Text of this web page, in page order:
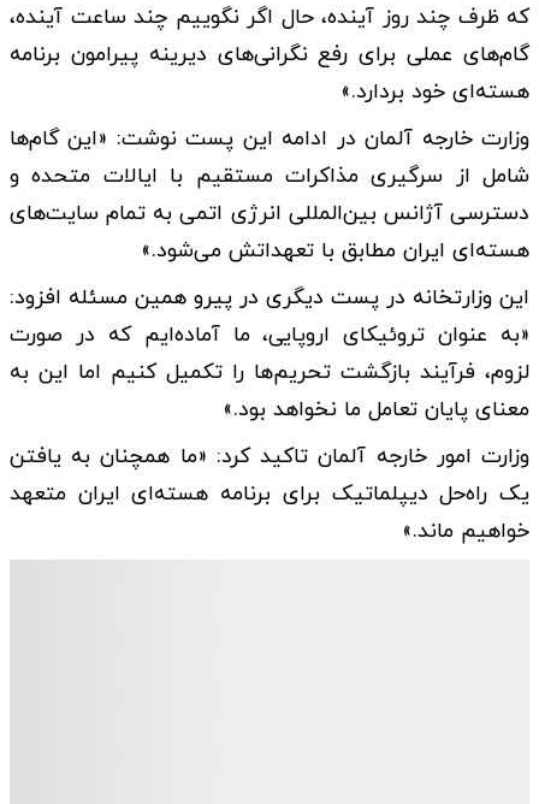
که ظرف چند روز آینده، حال اگر نگوییم چند ساعت آینده،
گام‌های عملی برای رفع نگرانی‌های دیرینه پیرامون برنامه
هسته‌ای خود بردارد.»
وزارت خارجه آلمان در ادامه این پست نوشت: «این گام‌ها
شامل از سرگیری مذاکرات مستقیم با ایالات متحده و
دسترسی آژانس بین‌المللی انرژی اتمی به تمام سایت‌های
هسته‌ای ایران مطابق با تعهداتش می‌شود.»
این وزارتخانه در پست دیگری در پیرو همین مسئله افزود:
«به عنوان تروئیکای اروپایی، ما آماده‌ایم که در صورت
لزوم، فرآیند بازگشت تحریم‌ها را تکمیل کنیم اما این به
معنای پایان تعامل ما نخواهد بود.»
وزارت امور خارجه آلمان تاکید کرد: «ما همچنان به یافتن
یک راه‌حل دیپلماتیک برای برنامه هسته‌ای ایران متعهد
خواهیم ماند.»